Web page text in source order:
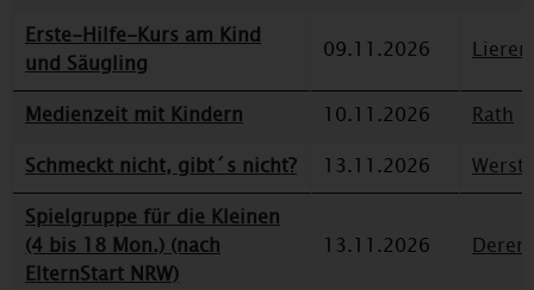
Erste-Hilfe-Kurs am Kind
und Säugling
09.11.2026
Medienzeit mit Kindern 10.11.2026
Rath
Schmeckt nicht, gibt´s nicht?
13.11.2026
Spielgruppe für die Kleinen
(4 bis 18 Mon.) (nach
ElternStart NRW)
13.11.2026